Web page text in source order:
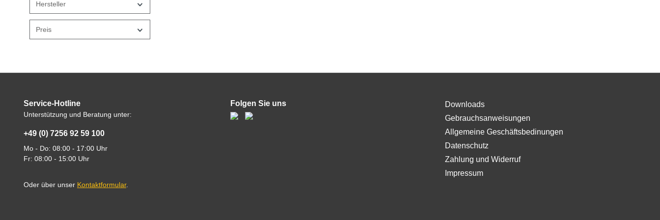
Hersteller
Preis
Service-Hotline
Unterstützung und Beratung unter:
+49 (0) 7256 92 59 100
Mo - Do: 08:00 - 17:00 Uhr
Fr: 08:00 - 15:00 Uhr
Oder über unser Kontaktformular.
Folgen Sie uns
Downloads
Gebrauchsanweisungen
Allgemeine Geschäftsbedinungen
Datenschutz
Zahlung und Widerruf
Impressum